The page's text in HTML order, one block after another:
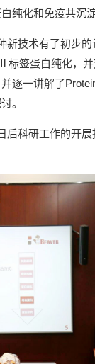
纯化和免疫共沉
技术有了初步
签蛋白纯化，
逐一讲解了
。
科研工作的开